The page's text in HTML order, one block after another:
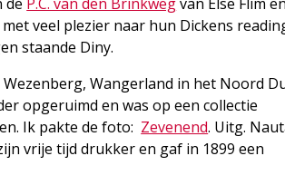
veel plezier naar hun Dickens
staande Diny.
Wangerland in het Noord
opgeruimd en was op een collectie
Ik pakte de foto: Zevenend. Uitg.
vrije tijd drukker en gaf in 1899 een